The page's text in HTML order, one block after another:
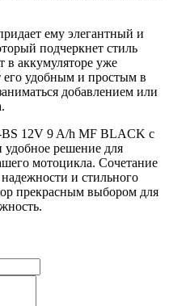
ему элегантный и
подчеркнет стиль
в аккумуляторе уже
его удобным и простым в
добавлением или
12V 9 A/h MF BLACK с
удобное решение для
мотоцикла. Сочетание
и стильного
прекрасным выбором для